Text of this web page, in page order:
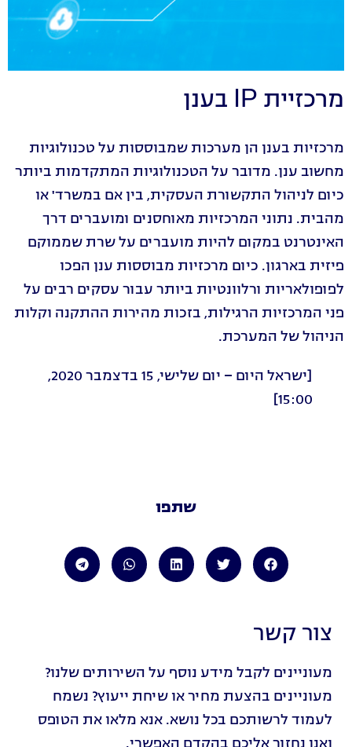
מרכזיית IP בענן
מרכזיות בענן הן מערכות שמבוססות על טכנולוגיות
מחשוב ענן. מדובר על הטכנולוגיות המתקדמות ביותר
כיום לניהול התקשורת העסקית, בין אם במשרד' או
מהבית. נתוני המרכזיות מאוחסנים ומועברים דרך
האינטרנט במקום להיות מועברים על שרת שממוקם
פיזית בארגון. כיום מרכזיות מבוססות ענן הפכו
לפופולאריות ורלוונטיות ביותר עבור עסקים רבים על
פני המרכזיות הרגילות, בזכות מהירות ההתקנה וקלות
הניהול של המערכת.
[ישראל היום – יום שלישי, 15 בדצמבר 2020,
15:00]
שתפו
צור קשר
מעוניינים לקבל מידע נוסף על השירותים שלנו?
מעוניינים בהצעת מחיר או שיחת ייעוץ? נשמח
לעמוד לרשותכם בכל נושא. אנא מלאו את הטופס
ואנו נחזור אליכם בהקדם האפשרי.